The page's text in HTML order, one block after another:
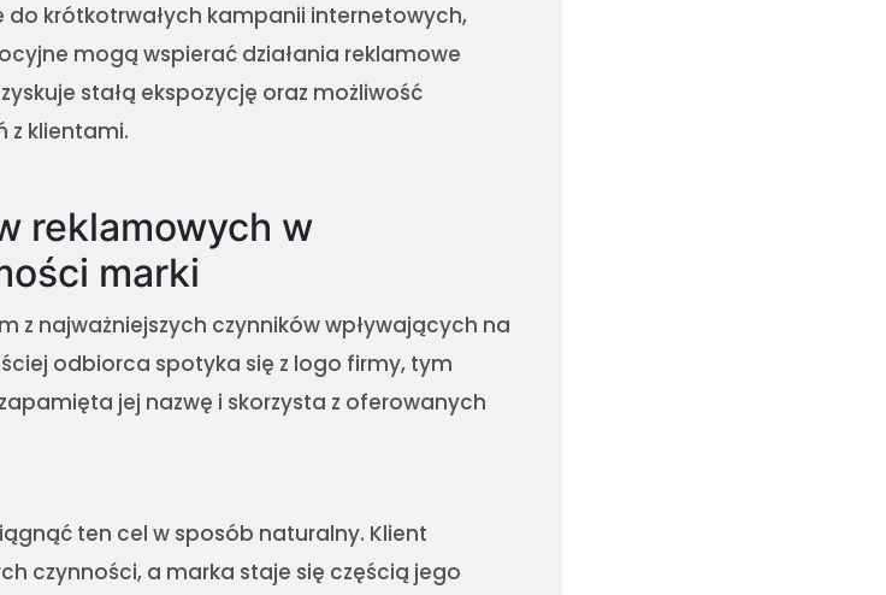
do krótkotrwałych kampanii internetowych,
mogą wspierać działania reklamowe
stałą ekspozycję oraz możliwość
z klientami.
reklamowych w
marki
z najważniejszych czynników wpływających na
odbiorca spotyka się z logo firmy, tym
jej nazwę i skorzysta z oferowanych
ten cel w sposób naturalny. Klient
czynności, a marka staje się częścią jego